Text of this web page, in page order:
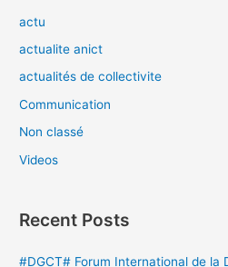
actu
actualite anict
actualités de collectivite
Communication
Non classé
Videos
Recent Posts
#DGCT# Forum International de la